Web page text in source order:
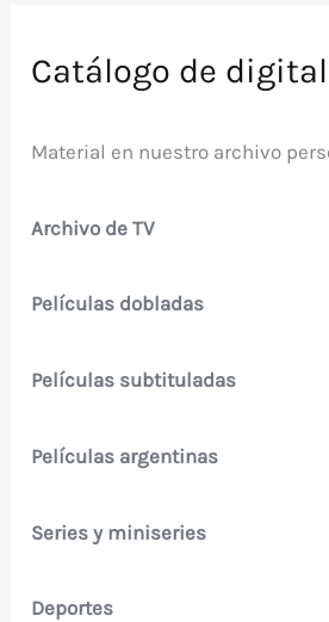
Catálogo de
Material en nuestro archivo
Archivo de TV
Películas dobladas
Películas subtituladas
Películas argentinas
Series y miniseries
Deportes